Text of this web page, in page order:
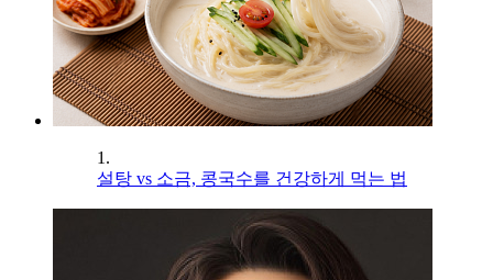
1.
설탕 vs 소금, 콩국수를 건강하게 먹는 법